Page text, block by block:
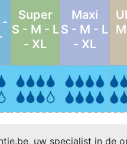
-
Super
S - M - L
- XL
Maxi
S - M - L
- XL
uw specialist in de